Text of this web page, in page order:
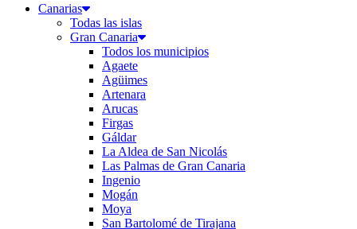
Canarias
Todas las islas
Gran Canaria
Todos los municipios
Agaete
Agüimes
Artenara
Arucas
Firgas
Gáldar
La Aldea de San Nicolás
Las Palmas de Gran Canaria
Ingenio
Mogán
Moya
San Bartolomé de Tirajana